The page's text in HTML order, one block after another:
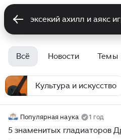
Всё Новости Темы
Культура и искусство
Популярная наука 1 год
5 знаменитых гладиаторов